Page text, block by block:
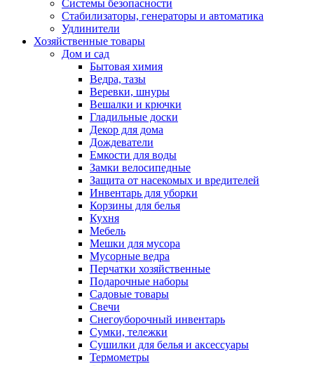
Системы безопасности
Стабилизаторы, генераторы и автоматика
Удлинители
Хозяйственные товары
Дом и сад
Бытовая химия
Ведра, тазы
Веревки, шнуры
Вешалки и крючки
Гладильные доски
Декор для дома
Дождеватели
Емкости для воды
Замки велосипедные
Защита от насекомых и вредителей
Инвентарь для уборки
Корзины для белья
Кухня
Мебель
Мешки для мусора
Мусорные ведра
Перчатки хозяйственные
Подарочные наборы
Садовые товары
Свечи
Снегоуборочный инвентарь
Сумки, тележки
Сушилки для белья и аксессуары
Термометры